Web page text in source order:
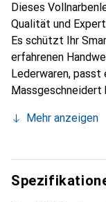
Dieses
Qualität und
Es schützt Ihr
erfahrenen
Lederwaren,
Massgeschneidert
Accessoire für Ihr
zuverlässige Wahl
Mehr anzeigen